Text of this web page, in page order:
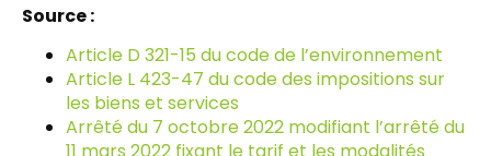
Source :
Article D 321-15 du code de l’environnement
Article L 423-47 du code des impositions sur
les biens et services
Arrêté du 7 octobre 2022 modifiant l’arrêté du